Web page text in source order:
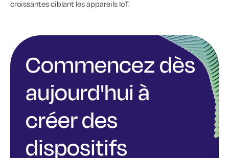
croissantes ciblant les appareils IoT.
Commencez dès
aujourd'hui à
créer des
dispositifs